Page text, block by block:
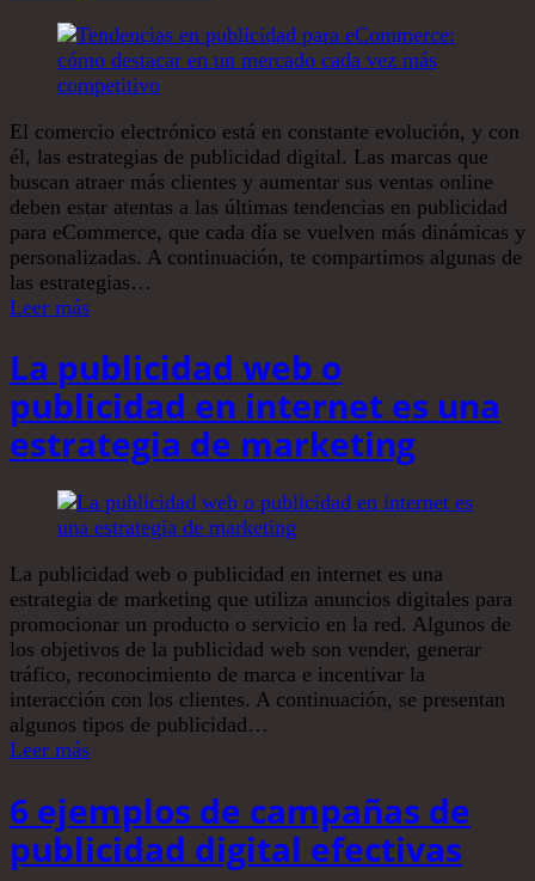
El comercio electrónico está en constante evolución, y con
él, las estrategias de publicidad digital. Las marcas que
buscan atraer más clientes y aumentar sus ventas online
deben estar atentas a las últimas tendencias en publicidad
para eCommerce, que cada día se vuelven más dinámicas y
personalizadas. A continuación, te compartimos algunas de
las estrategias…
Leer más
La publicidad web o
publicidad en internet es una
estrategia de marketing
La publicidad web o publicidad en internet es una
estrategia de marketing que utiliza anuncios digitales para
promocionar un producto o servicio en la red. Algunos de
los objetivos de la publicidad web son vender, generar
tráfico, reconocimiento de marca e incentivar la
interacción con los clientes. A continuación, se presentan
algunos tipos de publicidad…
Leer más
6 ejemplos de campañas de
publicidad digital efectivas